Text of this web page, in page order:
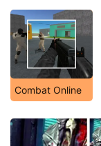
Combat Online